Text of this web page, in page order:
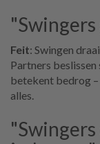
Feit: Swingen
Partners beslissen
betekent bedrog –
alles.
"Swingers